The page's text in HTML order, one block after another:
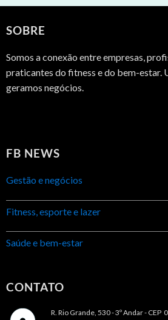
SOBRE
Somos a conexão entre empresas,
praticantes do fitness e do bem-estar.
geramos negócios.
FB NEWS
Gestão e negócios
Fitness, esporte e lazer
Saúde e bem-estar
CONTATO
R. Rio Grande, 530 - 3º Andar - CEP